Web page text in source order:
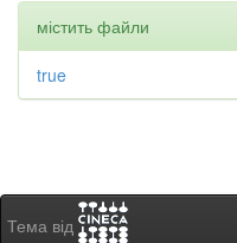
містить файли
true
Тема від